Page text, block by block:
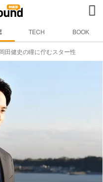
TECH BOOK
岡田健史の瞳に佇むスター性